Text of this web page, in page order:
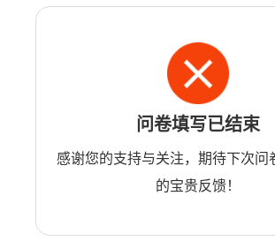
问卷填写已结束
感谢您的支持与关注，期待下次问
的宝贵反馈！